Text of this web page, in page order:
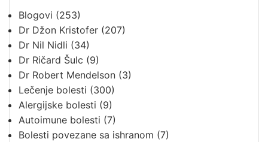
Blogovi (253)
Dr Džon Kristofer (207)
Dr Nil Nidli (34)
Dr Ričard Šulc (9)
Dr Robert Mendelson (3)
Lečenje bolesti (300)
Alergijske bolesti (9)
Autoimune bolesti (7)
Bolesti povezane sa ishranom (7)